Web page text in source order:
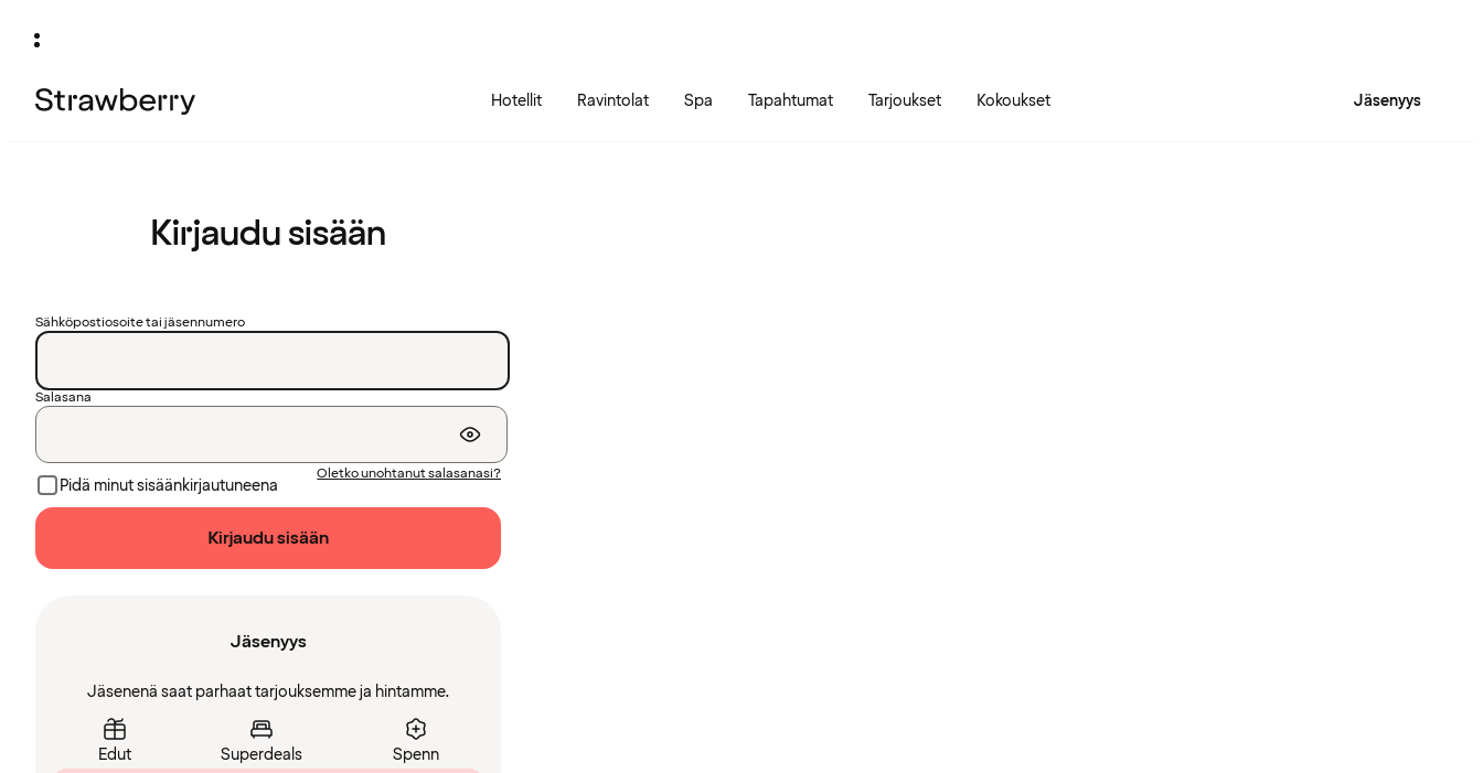
Hotellit Ravintolat Spa Tapahtumat Tarjoukset Kokoukset Jäsenyys
Kirjaudu sisään
Sähköpostiosoite tai jäsennumero
Salasana
Pidä minut sisäänkirjautuneena
Oletko unohtanut salasanasi?
Kirjaudu sisään
Jäsenyys
Jäsenenä saat parhaat tarjouksemme ja hintamme.
Edut Superdeals Spenn